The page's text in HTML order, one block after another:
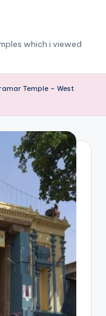
which i viewed
Temple – West